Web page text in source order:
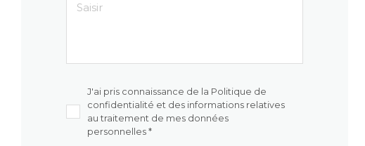
J'ai pris connaissance de la Politique de
confidentialité et des informations relatives
au traitement de mes données
personnelles *